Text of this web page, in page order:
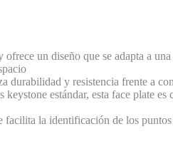
un diseño que se adapta a
durabilidad y resistencia frente a
keystone estándar, esta face plate
la identificación de los